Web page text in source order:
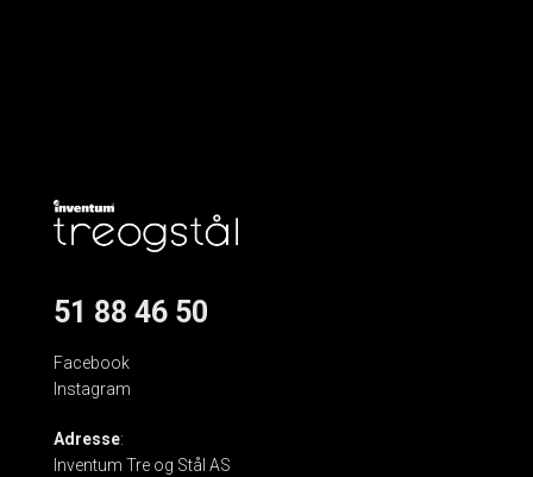
51 88 46 50
Facebook
Instagram
Adresse:
Inventum Tre og Stål AS